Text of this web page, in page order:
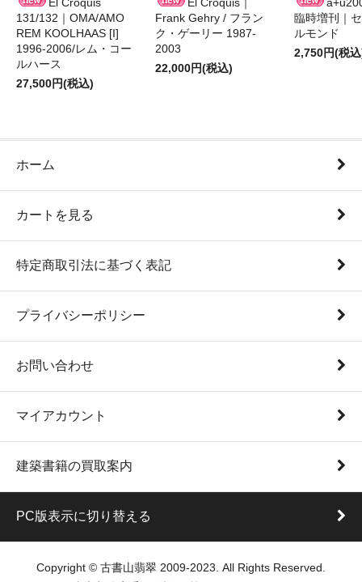
El Croquis
131/132｜OMA/AMO
REM KOOLHAAS [I]
1996-2006/レム・コー
ルハース
27,500円(税込)
El Croquis｜
Frank Gehry / フラン
ク・ゲーリー 1987-
2003
22,000円(税込)
臨時増刊｜
ルモンド
2,750円(税
ホーム
カートを見る
特定商取引法に基づく表記
プライバシーポリシー
お問い合わせ
マイアカウント
建築書籍の買取案内
PC版表示に切り替える
Copyright © 古書山翡翠 2009-2023. All Rights Reserved.